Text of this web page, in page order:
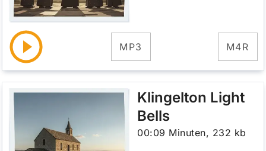
MP3 M4R
Klingelton Light
Bells
00:09 Minuten, 232 kb